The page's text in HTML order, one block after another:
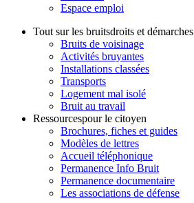
Espace emploi
Tout sur les bruitsdroits et démarches
Bruits de voisinage
Activités bruyantes
Installations classées
Transports
Logement mal isolé
Bruit au travail
Ressourcespour le citoyen
Brochures, fiches et guides
Modèles de lettres
Accueil téléphonique
Permanence Info Bruit
Permanence documentaire
Les associations de défense